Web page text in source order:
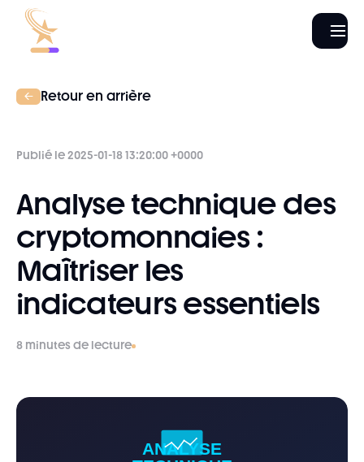
Retour en arrière
Publié le 2025-01-18 13:20:00 +0000
Analyse technique des
cryptomonnaies :
Maîtriser les
indicateurs essentiels
8 minutes de lecture